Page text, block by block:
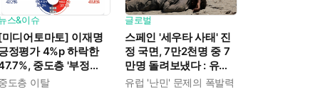
스&이슈
디어토마토] 이재명
정평가 4%p 하락한
중도층 '부정
vs 긍정 42.9%'
도층 이탈
글로벌
스페인 '세우타 사태' 진
정 국면, 7만2천명 중 7
만명 돌려보냈다 : 유럽
연합 "만족스럽게 대처"
유럽 '난민' 문제의 폭발력